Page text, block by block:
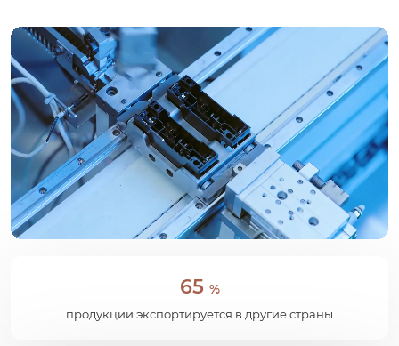
65 %
продукции экспортируется в другие страны